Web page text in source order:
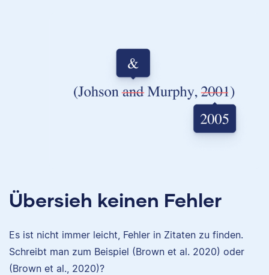
Übersieh keinen Fehler
Es ist nicht immer leicht, Fehler in Zitaten zu finden.
Schreibt man zum Beispiel (Brown et al. 2020) oder
(Brown et al., 2020)?